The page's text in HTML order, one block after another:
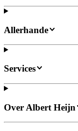
Allerhande
Services
Over Albert Heijn